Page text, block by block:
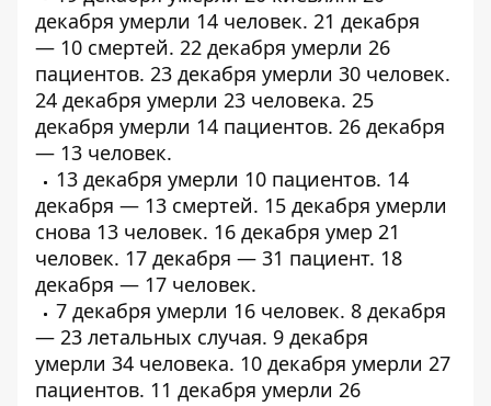
декабря умерли 14 человек. 21 декабря
— 10 смертей. 22 декабря умерли 26
пациентов. 23 декабря умерли 30 человек.
24 декабря умерли 23 человека. 25
декабря умерли 14 пациентов. 26 декабря
— 13 человек.
13 декабря умерли 10 пациентов. 14
декабря — 13 смертей. 15 декабря умерли
снова 13 человек. 16 декабря умер 21
человек. 17 декабря — 31 пациент. 18
декабря — 17 человек.
7 декабря умерли 16 человек. 8 декабря
— 23 летальных случая. 9 декабря
умерли 34 человека. 10 декабря умерли 27
пациентов. 11 декабря умерли 26